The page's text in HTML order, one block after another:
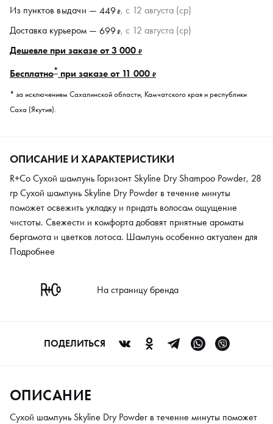
Из пунктов выдачи — 449₽, c 12 августа (ср)
Доставка курьером — 699₽, c 12 августа (ср)
Дешевле при заказе от 3 000 ₽
Бесплатно* при заказе от 11 000 ₽
* за исключением Сахалинской области, Камчатского края и республики
Саха (Якутия).
ОПИСАНИЕ И ХАРАКТЕРИСТИКИ
R+Co Сухой шампунь Горизонт Skyline Dry Shampoo Powder, 28
гр Cухой шампунь Skyline Dry Powder в течение минуты
поможет освежить укладку и придать волосам ощущение
чистоты. Свежести и комфорта добавят приятные ароматы
бергамота и цветков лотоса. Шампунь особенно актуален для
тонких волос, они быстро теряют пышность и свежий вид.
удаляют излишек сала и прочие загрязнения. Шампунь
уплотняет волосы и структурирует пряди. В состав средства
возвращают им здоровый свежий вид.
Подробнее
На страницу бренда
ПОДЕЛИТЬСЯ
ОПИСАНИЕ
Cухой шампунь Skyline Dry Powder в течение минуты поможет